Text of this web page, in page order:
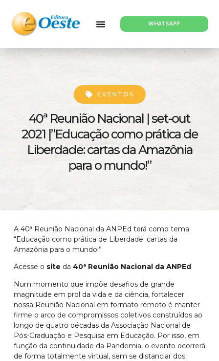
WHATSAPP
EVENTOS
40ª Reunião Nacional | set-out
2021 |”Educação como prática de
Liberdade: cartas da Amazônia
para o mundo!”
A 40ª Reunião Nacional da ANPEd terá como tema
“Educação como prática de Liberdade: cartas da
Amazônia para o mundo!”
Acesse o site da 40ª Reunião Nacional da ANPEd
Num momento que impõe desafios de grande
magnitude em prol da vida e da ciência, fortalecer
nossa Reunião Nacional em formato remoto é manter
firme o arco de compromissos coletivos construídos ao
longo de quatro décadas da Associação Nacional de
Pós-Graduação e Pesquisa em Educação. Por isso, em
função da continuidade da Pandemia, o evento ocorrerá
de forma totalmente virtual, sem se distanciar dos